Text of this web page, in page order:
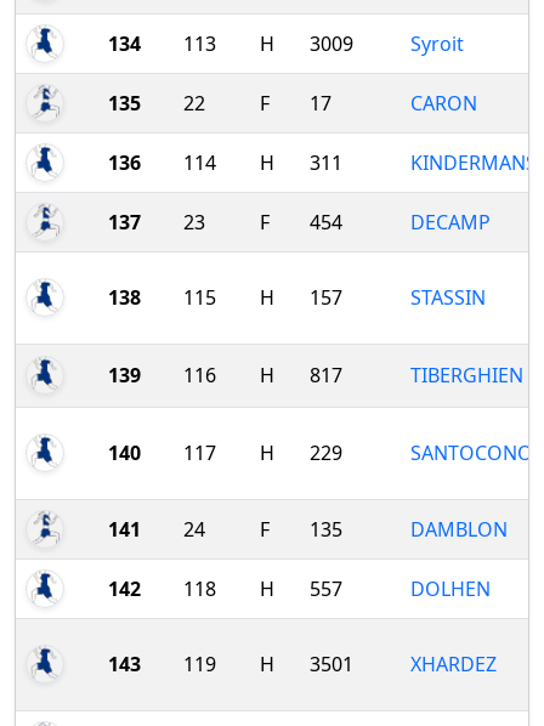
134 113 H 3009 Syroit
135 22 F 17 CARON
136 114 H 311 KINDERMANS
137 23 F 454 DECAMP
138 115 H 157 STASSIN
139 116 H 817 TIBERGHIEN
140 117 H 229 SANTOCONO
141 24 F 135 DAMBLON
142 118 H 557 DOLHEN
143 119 H 3501 XHARDEZ